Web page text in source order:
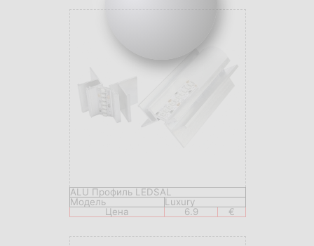
ALU Профиль LEDSAL
Модель
Luxury
Цена
6.9 €